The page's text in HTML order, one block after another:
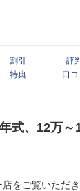
割引
特典
評
口コ
式、12万
をご覧いただ